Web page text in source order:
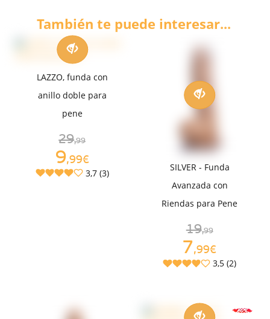
También te puede interesar...
LAZZO, funda con
anillo doble para
pene
29,99
9,99€
3,7 (3)
SILVER - Funda
Avanzada con
Riendas para Pene
19,99
7,99€
3,5 (2)